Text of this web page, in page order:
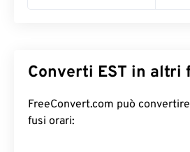
Converti EST in altri
FreeConvert.com può
fusi orari: